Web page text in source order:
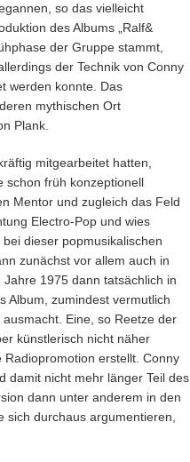
so das vielleicht
des Albums „Ralf&
der Gruppe stammt,
der Technik von Conny
werden konnte. Das
mythischen Ort
Plank.
mitgearbeitet hatten,
schon früh konzeptionell
Mentor und zugleich das Feld
Electro-Pop und wies
dieser popmusikalischen
zunächst vor allem auch in
1975 dann tatsächlich in
Album, zumindest vermutlich
Eine, so Reetze der
künstlerisch nicht näher
erstellt. Conny
damit nicht mehr länger Teil des
dann unter anderem in den
durchaus argumentieren,